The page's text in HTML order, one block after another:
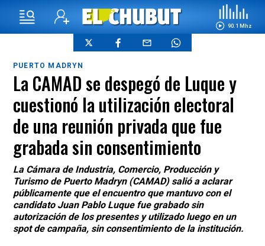
90.1 Mhz
PUERTO MADRYN
La CAMAD se despegó de Luque y
cuestionó la utilización electoral
de una reunión privada que fue
grabada sin consentimiento
La Cámara de Industria, Comercio, Producción y
Turismo de Puerto Madryn (CAMAD) salió a aclarar
públicamente que el encuentro que mantuvo con el
candidato Juan Pablo Luque fue grabado sin
autorización de los presentes y utilizado luego en un
spot de campaña, sin consentimiento de la institución.